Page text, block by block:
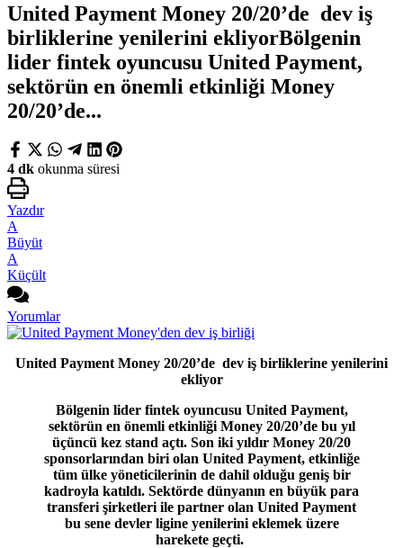
United Payment Money 20/20’de dev iş
birliklerine yenilerini ekliyorBölgenin
lider fintek oyuncusu United Payment,
sektörün en önemli etkinliği Money
20/20’de...
4 dk okunma süresi
Yazdır
A
Büyüt
A
Küçült
Yorumlar
United Payment Money 20/20’de dev iş birliklerine yenilerini
ekliyor
Bölgenin lider fintek oyuncusu United Payment,
sektörün en önemli etkinliği Money 20/20’de bu yıl
üçüncü kez stand açtı. Son iki yıldır Money 20/20
sponsorlarından biri olan United Payment, etkinliğe
tüm ülke yöneticilerinin de dahil olduğu geniş bir
kadroyla katıldı. Sektörde dünyanın en büyük para
transferi şirketleri ile partner olan United Payment
bu sene devler ligine yenilerini eklemek üzere
harekete geçti.